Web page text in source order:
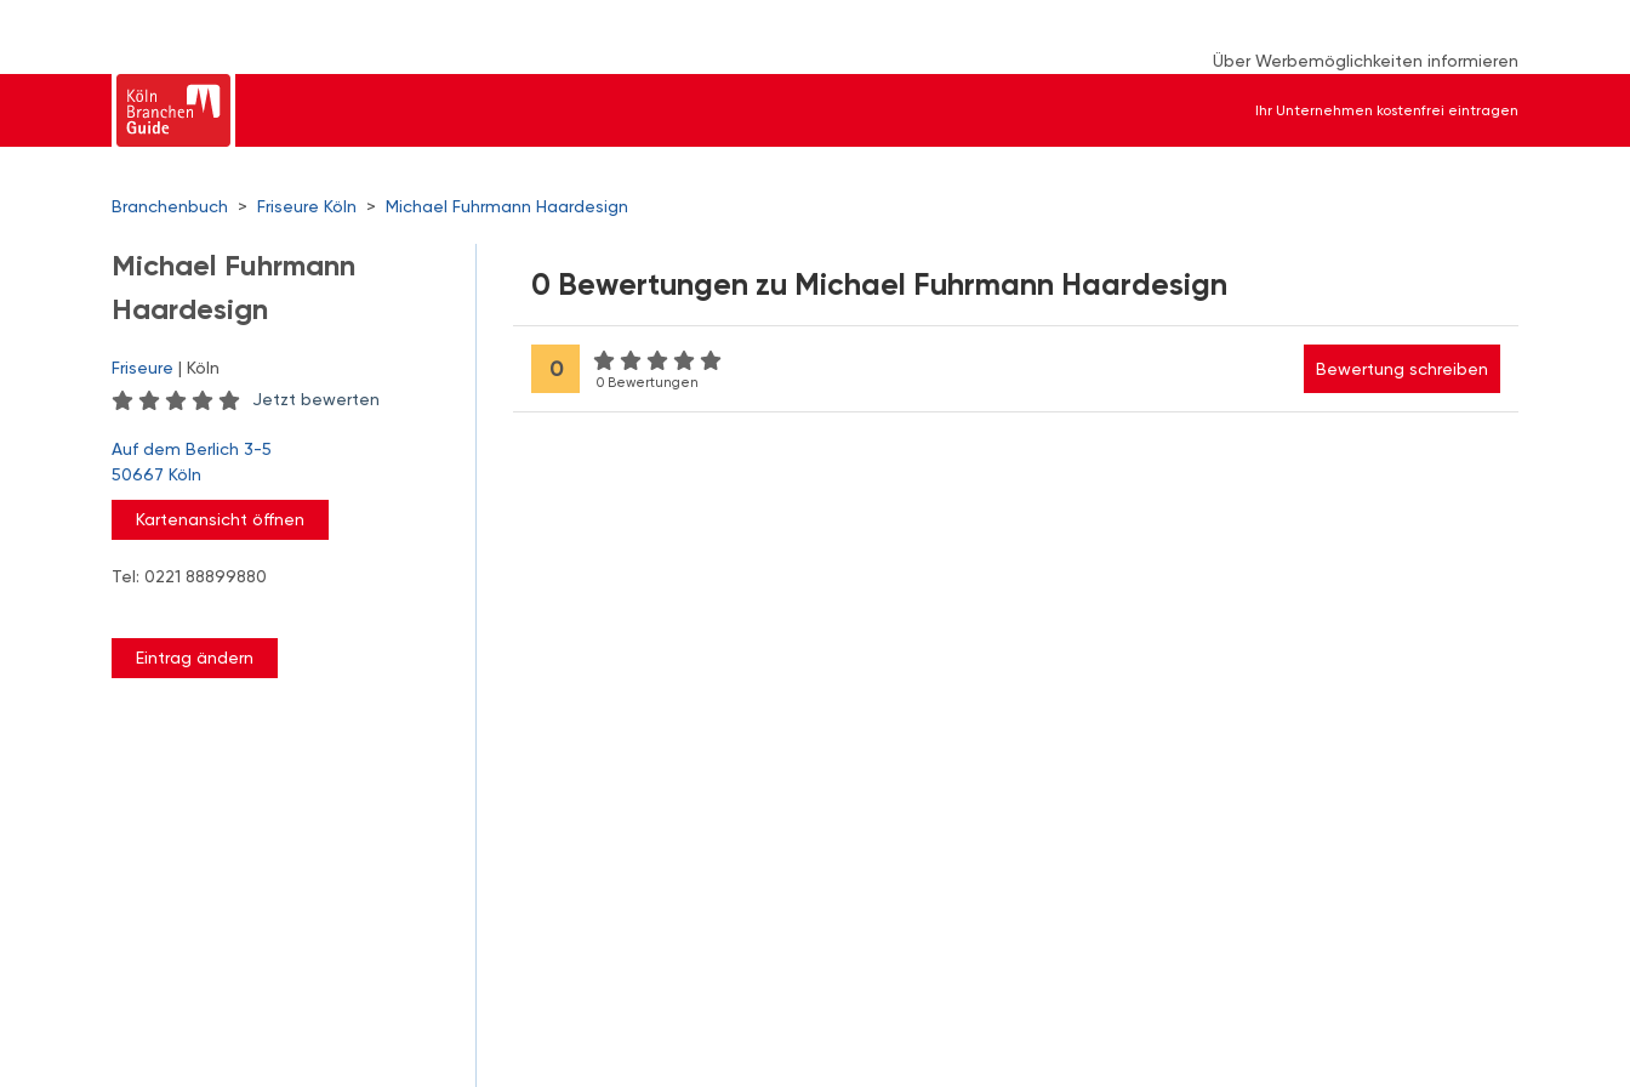
Über Werbemöglichkeiten informieren
Ihr Unternehmen kostenfrei eintragen
Branchenbuch > Friseure Köln > Michael Fuhrmann Haardesign
Michael Fuhrmann
Haardesign
Friseure | Köln
Jetzt bewerten
Auf dem Berlich 3-5
50667 Köln
Kartenansicht öffnen
Tel: 0221 88899880
Eintrag ändern
0 Bewertungen zu Michael Fuhrmann Haardesign
0
0 Bewertungen
Bewertung schreiben